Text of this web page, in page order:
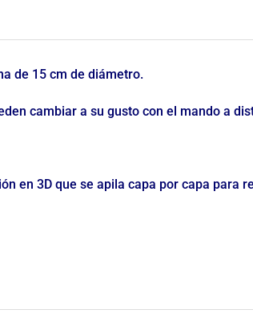
de 15 cm de diámetro.
cambiar a su gusto con el mando a
en 3D que se apila capa por capa para